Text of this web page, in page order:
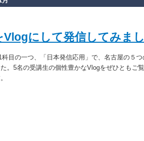
Vlogにして発信してみま
目の一つ、「日本発信応用」で、名古屋の５
。5名の受講生の個性豊かなVlogをぜひともご